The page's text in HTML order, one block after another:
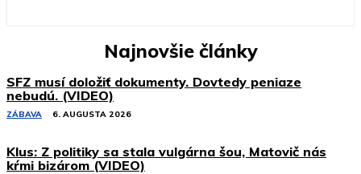
Najnovšie články
SFZ musí doložiť dokumenty. Dovtedy peniaze
nebudú. (VIDEO)
ZÁBAVA 6. AUGUSTA 2026
Klus: Z politiky sa stala vulgárna šou, Matovič nás
kŕmi bizárom (VIDEO)